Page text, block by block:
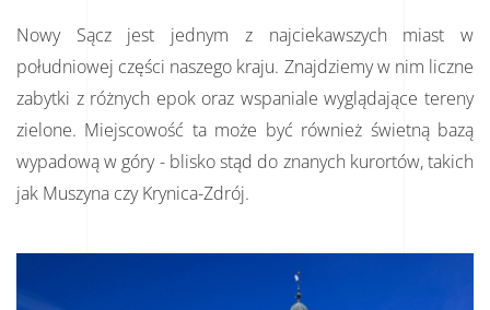
Nowy Sącz jest jednym z najciekawszych miast w
południowej części naszego kraju. Znajdziemy w nim liczne
zabytki z różnych epok oraz wspaniale wyglądające tereny
zielone. Miejscowość ta może być również świetną bazą
wypadową w góry - blisko stąd do znanych kurortów, takich
jak Muszyna czy Krynica-Zdrój.